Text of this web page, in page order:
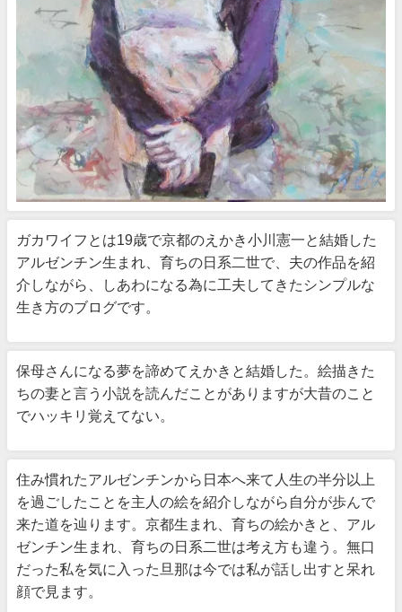
ガカワイフとは19歳で京都のえかき小川憲一と結婚した
アルゼンチン生まれ、育ちの日系二世で、夫の作品を紹
介しながら、しあわになる為に工夫してきたシンプルな
生き方のブログです。
保母さんになる夢を諦めてえかきと結婚した。絵描きた
ちの妻と言う小説を読んだことがありますが大昔のこと
でハッキリ覚えてない。
住み慣れたアルゼンチンから日本へ来て人生の半分以上
を過ごしたことを主人の絵を紹介しながら自分が歩んで
来た道を辿ります。京都生まれ、育ちの絵かきと、アル
ゼンチン生まれ、育ちの日系二世は考え方も違う。無口
だった私を気に入った旦那は今では私が話し出すと呆れ
顔で見ます。